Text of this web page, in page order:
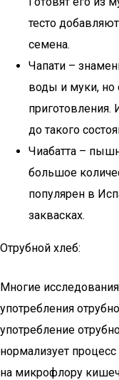
тесто
семена.
Чапати –
воды и муки, но
до такого
Чиабатта –
большое
популярен в
заквасках.
Отрубной хлеб:
Многие
употребления
употребление
нормализует
на микрофлору